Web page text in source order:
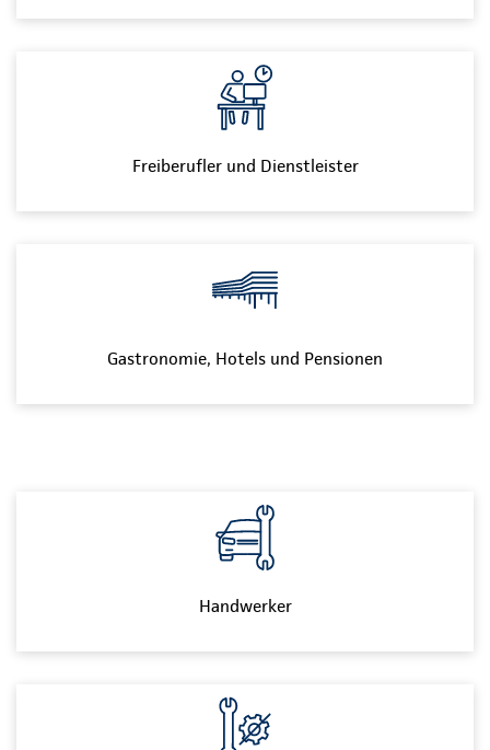
Freiberufler und Dienstleister
Gastronomie, Hotels und Pensionen
Handwerker